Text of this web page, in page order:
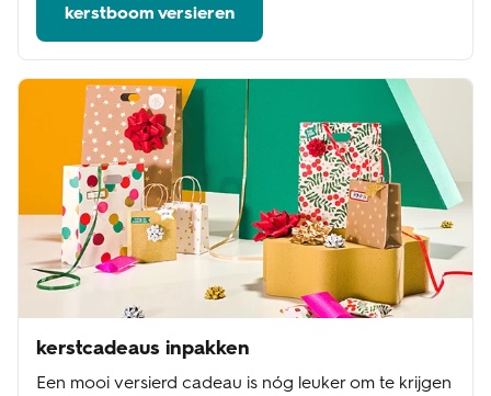
kerstboom versieren
kerstcadeaus inpakken
Een mooi versierd cadeau is nóg leuker om te krijgen